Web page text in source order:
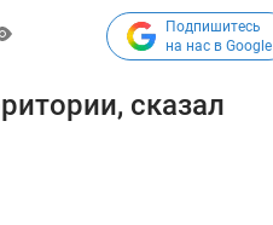
Подпишитесь
на нас в Google
сказал